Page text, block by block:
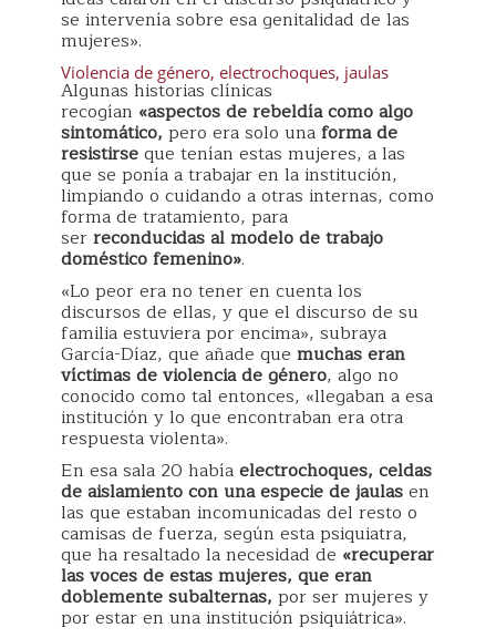
se intervenía sobre esa genitalidad de las
mujeres».
Violencia de género, electrochoques, jaulas
Algunas historias clínicas
recogían «aspectos de rebeldía como algo
sintomático, pero era solo unaforma de
resistirseque tenían estas mujeres, a las
que se ponía a trabajar en la institución,
limpiando o cuidando a otras internas, como
forma de tratamiento, para
serreconducidas al modelo de trabajo
doméstico femenino».
«Lo peor era no tener en cuenta los
discursos de ellas, y que el discurso de su
familia estuviera por encima», subraya
García-Díaz, que añade que muchas eran
víctimas de violencia de género, algo no
conocido como tal entonces, «llegaban a esa
institución y lo que encontraban era otra
respuesta violenta».
En esa sala 20 habíaelectrochoques, celdas
de aislamiento con una especie de jaulasen
las que estaban incomunicadas del resto o
camisas de fuerza, según esta psiquiatra,
que ha resaltado la necesidad de «recuperar
las voces de estas mujeres, que eran
doblemente subalternas, por ser mujeres y
por estar en una institución psiquiátrica».